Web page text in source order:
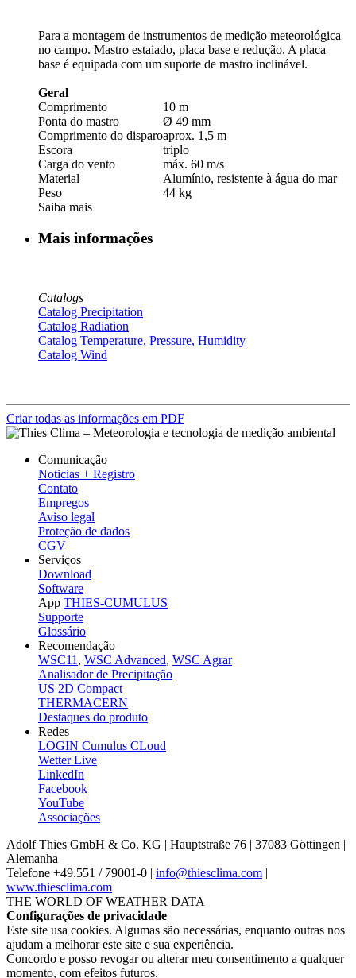
Para a montagem de instrumentos de medição meteorológica
no campo. Mastro estaiado, placa base e redução. A placa
base é equipada com um suporte de mastro inclinável.
Geral
Comprimento
10 m
Ponta do mastro
Ø 49 mm
Comprimento do disparoaprox. 1,5 m
Escora
triplo
Carga do vento
máx. 60 m/­s
Material
Alumínio, resistente à água do mar
Peso
44 kg
Saiba mais
Mais informações
Catalogs
Catalog Precipitation
Catalog Radiation
Catalog Temperature, Pressure, Humidity
Catalog Wind
Criar todas as informações em PDF
Comunicação
Noticias + Registro
Contato
Empregos
Aviso legal
Proteção de dados
CGV
Serviços
Download
Software
App THIES-CUMULUS
Supporte
Glossário
Recomendação
WSC11 , WSC Advanced, WSC Agrar
Analisador de Precipitação
US 2D Compact
THERMACERN
Destaques do produto
Redes
LOGIN Cumulus CLoud
Wetter Live
LinkedIn
Facebook
YouTube
Associações
Adolf Thies GmbH & Co. KG | Hauptstraße 76 | 37083 Göttingen |
Alemanha
Telefone +49.551 /­ 79001-0 | info@thiesclima.com |
www.thiesclima.com
THE WORLD OF WEATHER DATA
Configurações de privacidade
Este site usa cookies. Algumas são necessárias, enquanto outras nos
ajudam a melhorar este site e sua experiência.
Concordo e posso revogar ou alterar meu consentimento a qualquer
momento, com efeitos futuros.